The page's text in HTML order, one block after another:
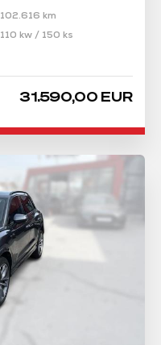
102.616 km
110 kw / 150 ks
31.590,00 EUR